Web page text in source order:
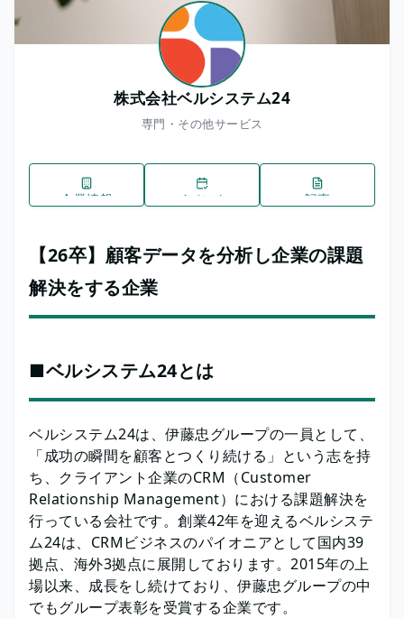
株式会社ベルシステム24
専門・その他サービス
企業情報 イベント 記事
【26卒】顧客データを分析し企業の課題
解決をする企業
■ベルシステム24とは
ベルシステム24は、伊藤忠グループの一員として、
「成功の瞬間を顧客とつくり続ける」という志を持
ち、クライアント企業のCRM（Customer
Relationship Management）における課題解決を
行っている会社です。創業42年を迎えるベルシステ
ム24は、CRMビジネスのパイオニアとして国内39
拠点、海外3拠点に展開しております。2015年の上
場以来、成長をし続けており、伊藤忠グループの中
でもグループ表彰を受賞する企業です。